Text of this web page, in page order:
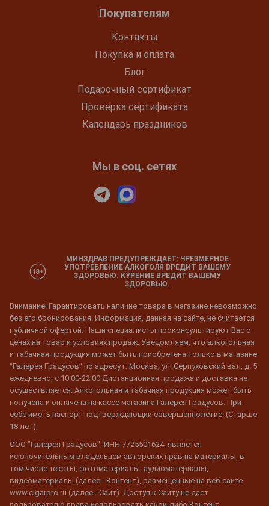
Покупателям
Контакты
Покупка и оплата
Блог
Подарочный сертификат
Проверка сертификата
Календарь праздников
Мы в соц. сетях
МИНЗДРАВ ПРЕДУПРЕЖДАЕТ: ЧРЕЗМЕРНОЕ
УПОТРЕБЛЕНИЕ АЛКОГОЛЯ ВРЕДИТ ВАШЕМУ
ЗДОРОВЬЮ. КУРЕНИЕ ВРЕДИТ ВАШЕМУ
ЗДОРОВЬЮ.
Внимание! Гарантировать наличие товара в магазине невозможно
без его бронирования. Информация, данная на сайте, не считается
публичной офертой. Наши специалисты проконсультируют Вас о
ценах на товар и условиях продаж. Уведомляем, что алкогольная
и табачная продукция может быть приобретена только в магазине
"Галерея Градусов" по адресу г. Москва, ул. Серпуховский вал, д. 5
ежедневно, с 10:00-22:00 Дистанционная продажа и доставка не
осуществляется. Алкогольная и табачная продукция может быть
получена и оплачена на кассе магазина Галерея Градусов. При
себе иметь паспорт подтверждающий совершеннолетие. (Старше
18 лет)
ООО "Галерея Градусов", ИНН 7725501624, является
исключительным владельцем авторских прав на материалы, в
том числе тексты, фотоматериалы, аудиоматериалы,
видеоматериалы (далее - Контент), размещенные на веб-сайте
www.cigarpro.ru (далее - Сайт). Доступ к Сайту не дает